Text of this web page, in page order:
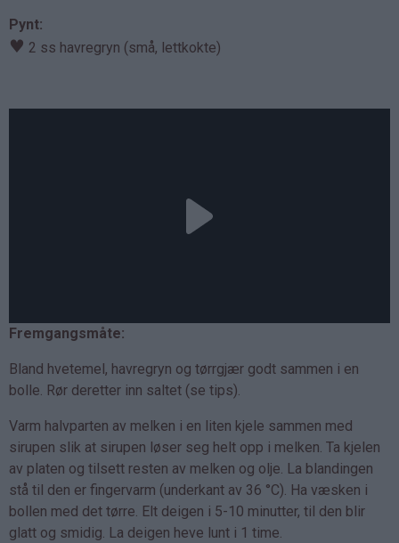
Pynt:
♥ 2 ss havregryn (små, lettkokte)
Fremgangsmåte:
Bland hvetemel, havregryn og tørrgjær godt sammen i en
bolle. Rør deretter inn saltet (se tips).
Varm halvparten av melken i en liten kjele sammen med
sirupen slik at sirupen løser seg helt opp i melken. Ta kjelen
av platen og tilsett resten av melken og olje. La blandingen
stå til den er fingervarm (underkant av 36 °C). Ha væsken i
bollen med det tørre. Elt deigen i 5-10 minutter, til den blir
glatt og smidig. La deigen heve lunt i 1 time.